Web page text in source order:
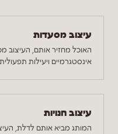
עיצוב מסעדות
האוכל מחזיר אותם, העיצוב
אינסטגרמיים ויעילות
עיצוב חנויות